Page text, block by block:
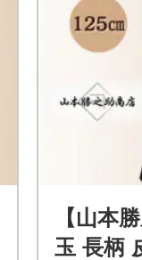
【山本
玉 長柄